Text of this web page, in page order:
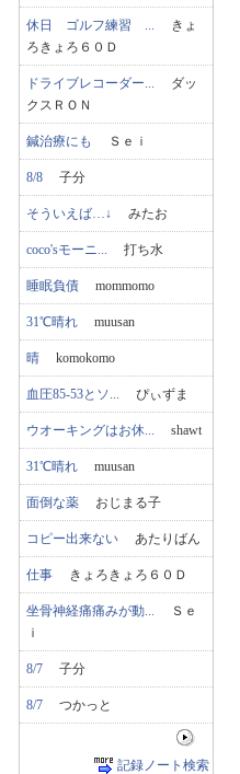
休日 ゴルフ練習 ... きょ
ろきょろ６０Ｄ
ドライブレコーダー... ダッ
クスＲＯＮ
鍼治療にも Ｓｅｉ
8/8 子分
そういえば…↓ みたお
coco'sモーニ... 打ち水
睡眠負債 mommomo
31℃晴れ muusan
晴 komokomo
血圧85-53とソ... ぴぃずま
ウオーキングはお休... shawt
31℃晴れ muusan
面倒な薬 おじまる子
コピー出来ない あたりばん
仕事 きょろきょろ６０Ｄ
坐骨神経痛痛みが動... Ｓｅ
ｉ
8/7 子分
8/7 つかっと
記録ノート検索